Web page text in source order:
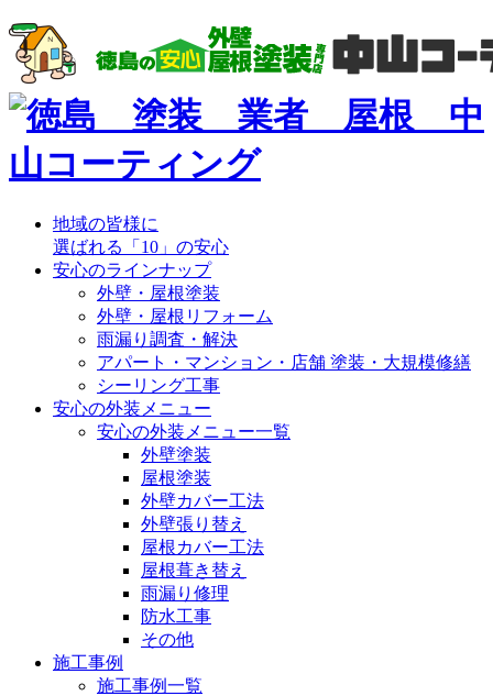
地域の皆様に
選ばれる「10」の安心
安心のラインナップ
外壁・屋根塗装
外壁・屋根リフォーム
雨漏り調査・解決
アパート・マンション・店舗 塗装・大規模修繕
シーリング工事
安心の外装メニュー
安心の外装メニュー一覧
外壁塗装
屋根塗装
外壁カバー工法
外壁張り替え
屋根カバー工法
屋根葺き替え
雨漏り修理
防水工事
その他
施工事例
施工事例一覧